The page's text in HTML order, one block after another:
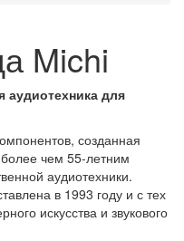
Michi
аудиотехника для
созданная
чем 55-летним
аудиотехники.
в 1993 году и с тех
искусства и звукового